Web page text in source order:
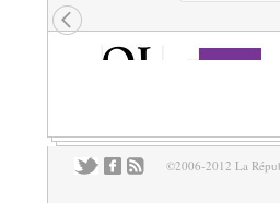
©2006-2012 La